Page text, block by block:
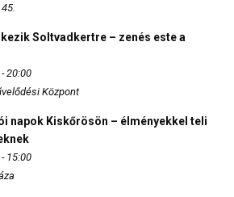
Soltvadkertre – zenés este a
20:00
Központ
napok Kiskőrösön – élményekkel teli
15:00